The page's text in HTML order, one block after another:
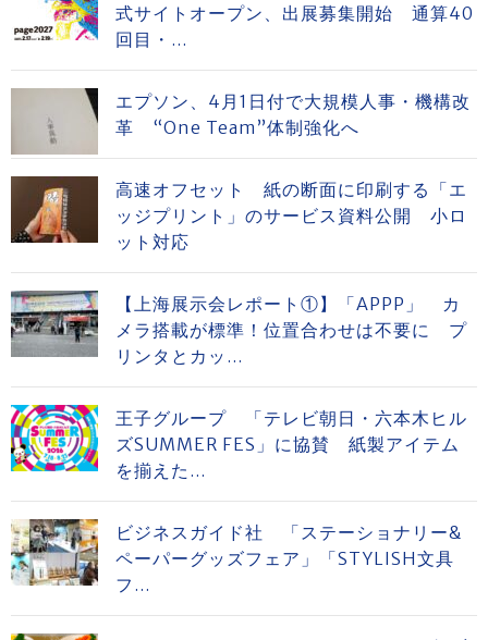
式サイトオープン、出展募集開始 通算40
回目・...
エプソン、4月1日付で大規模人事・機構改
革 “One Team”体制強化へ
高速オフセット 紙の断面に印刷する「エ
ッジプリント」のサービス資料公開 小ロ
ット対応
【上海展示会レポート①】「APPP」 カ
メラ搭載が標準！位置合わせは不要に プ
リンタとカッ...
王子グループ 「テレビ朝日・六本木ヒル
ズSUMMER FES」に協賛 紙製アイテム
を揃えた...
ビジネスガイド社 「ステーショナリー&
ペーパーグッズフェア」「STYLISH文具
フ...